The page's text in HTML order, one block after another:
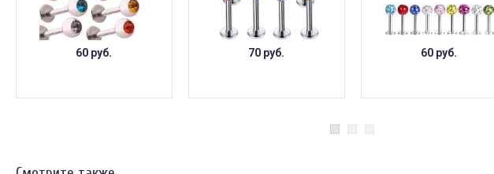
60 руб. 70 руб. 60 руб.
НЕТ В НАЛИЧИИ